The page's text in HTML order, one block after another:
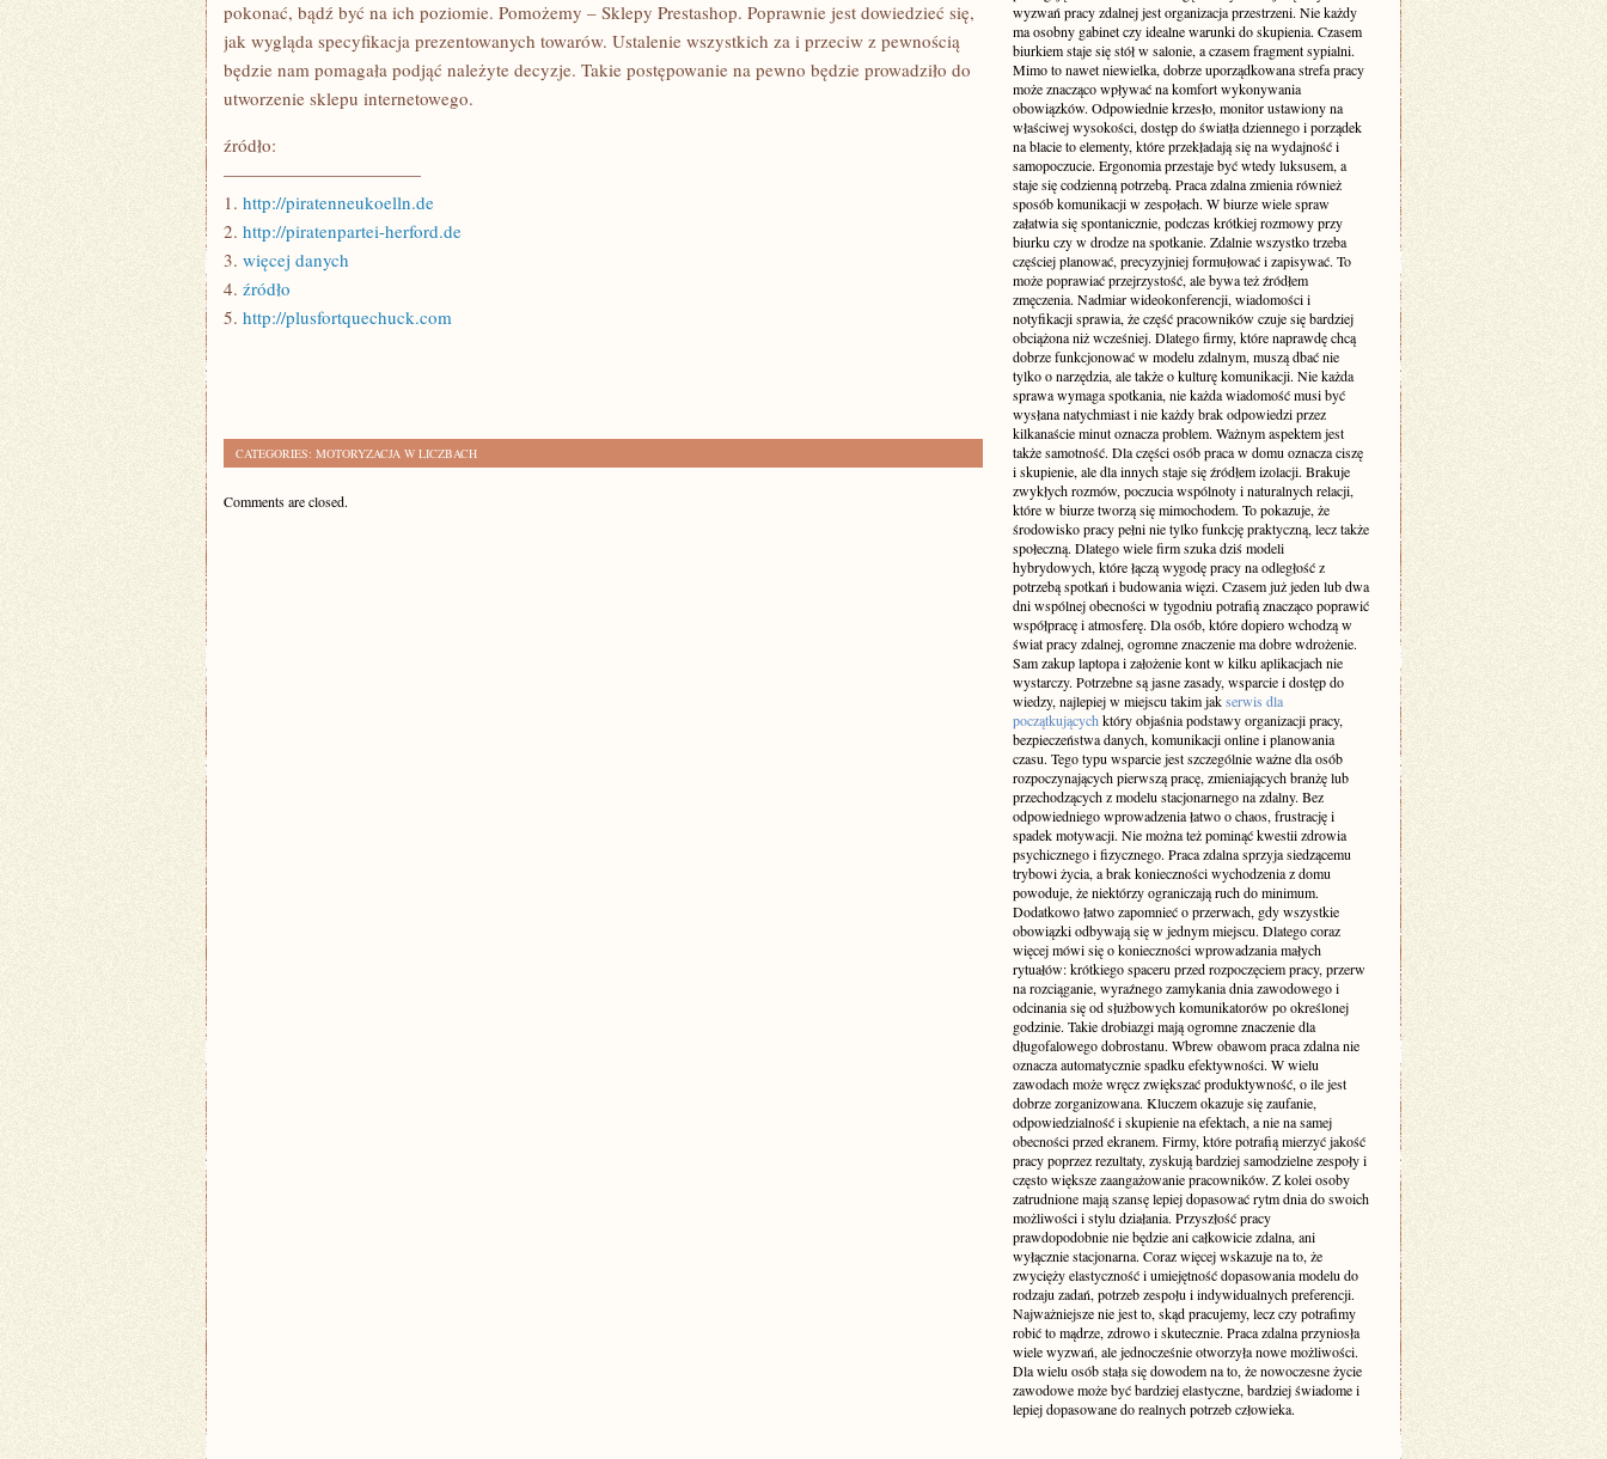
pokonać, bądź być na ich poziomie. Pomożemy – Sklepy Prestashop. Poprawnie jest dowiedzieć się,
jak wygląda specyfikacja prezentowanych towarów. Ustalenie wszystkich za i przeciw z pewnością
będzie nam pomagała podjąć należyte decyzje. Takie postępowanie na pewno będzie prowadziło do
utworzenie sklepu internetowego.
źródło:
———————————
1. http://piratenneukoelln.de
2. http://piratenpartei-herford.de
3. więcej danych
4. źródło
5. http://plusfortquechuck.com
CATEGORIES: MOTORYZACJA W LICZBACH
Comments are closed.
wyzwań pracy zdalnej jest organizacja przestrzeni. Nie każdy
ma osobny gabinet czy idealne warunki do skupienia. Czasem
biurkiem staje się stół w salonie, a czasem fragment sypialni.
Mimo to nawet niewielka, dobrze uporządkowana strefa pracy
może znacząco wpływać na komfort wykonywania
obowiązków. Odpowiednie krzesło, monitor ustawiony na
właściwej wysokości, dostęp do światła dziennego i porządek
na blacie to elementy, które przekładają się na wydajność i
samopoczucie. Ergonomia przestaje być wtedy luksusem, a
staje się codzienną potrzebą. Praca zdalna zmienia również
sposób komunikacji w zespołach. W biurze wiele spraw
załatwia się spontanicznie, podczas krótkiej rozmowy przy
biurku czy w drodze na spotkanie. Zdalnie wszystko trzeba
częściej planować, precyzyjniej formułować i zapisywać. To
może poprawiać przejrzystość, ale bywa też źródłem
zmęczenia. Nadmiar wideokonferencji, wiadomości i
notyfikacji sprawia, że część pracowników czuje się bardziej
obciążona niż wcześniej. Dlatego firmy, które naprawdę chcą
dobrze funkcjonować w modelu zdalnym, muszą dbać nie
tylko o narzędzia, ale także o kulturę komunikacji. Nie każda
sprawa wymaga spotkania, nie każda wiadomość musi być
wysłana natychmiast i nie każdy brak odpowiedzi przez
kilkanaście minut oznacza problem. Ważnym aspektem jest
także samotność. Dla części osób praca w domu oznacza ciszę
i skupienie, ale dla innych staje się źródłem izolacji. Brakuje
zwykłych rozmów, poczucia wspólnoty i naturalnych relacji,
które w biurze tworzą się mimochodem. To pokazuje, że
środowisko pracy pełni nie tylko funkcję praktyczną, lecz także
społeczną. Dlatego wiele firm szuka dziś modeli
hybrydowych, które łączą wygodę pracy na odległość z
potrzebą spotkań i budowania więzi. Czasem już jeden lub dwa
dni wspólnej obecności w tygodniu potrafią znacząco poprawić
współpracę i atmosferę. Dla osób, które dopiero wchodzą w
świat pracy zdalnej, ogromne znaczenie ma dobre wdrożenie.
Sam zakup laptopa i założenie kont w kilku aplikacjach nie
wystarczy. Potrzebne są jasne zasady, wsparcie i dostęp do
wiedzy, najlepiej w miejscu takim jakserwis dla
początkujących który objaśnia podstawy organizacji pracy,
bezpieczeństwa danych, komunikacji online i planowania
czasu. Tego typu wsparcie jest szczególnie ważne dla osób
rozpoczynających pierwszą pracę, zmieniających branżę lub
przechodzących z modelu stacjonarnego na zdalny. Bez
odpowiedniego wprowadzenia łatwo o chaos, frustrację i
spadek motywacji. Nie można też pominąć kwestii zdrowia
psychicznego i fizycznego. Praca zdalna sprzyja siedzącemu
trybowi życia, a brak konieczności wychodzenia z domu
powoduje, że niektórzy ograniczają ruch do minimum.
Dodatkowo łatwo zapomnieć o przerwach, gdy wszystkie
obowiązki odbywają się w jednym miejscu. Dlatego coraz
więcej mówi się o konieczności wprowadzania małych
rytuałów: krótkiego spaceru przed rozpoczęciem pracy, przerw
na rozciąganie, wyraźnego zamykania dnia zawodowego i
odcinania się od służbowych komunikatorów po określonej
godzinie. Takie drobiazgi mają ogromne znaczenie dla
długofalowego dobrostanu. Wbrew obawom praca zdalna nie
oznacza automatycznie spadku efektywności. W wielu
zawodach może wręcz zwiększać produktywność, o ile jest
dobrze zorganizowana. Kluczem okazuje się zaufanie,
odpowiedzialność i skupienie na efektach, a nie na samej
obecności przed ekranem. Firmy, które potrafią mierzyć jakość
pracy poprzez rezultaty, zyskują bardziej samodzielne zespoły i
często większe zaangażowanie pracowników. Z kolei osoby
zatrudnione mają szansę lepiej dopasować rytm dnia do swoich
możliwości i stylu działania. Przyszłość pracy
prawdopodobnie nie będzie ani całkowicie zdalna, ani
wyłącznie stacjonarna. Coraz więcej wskazuje na to, że
zwycięży elastyczność i umiejętność dopasowania modelu do
rodzaju zadań, potrzeb zespołu i indywidualnych preferencji.
Najważniejsze nie jest to, skąd pracujemy, lecz czy potrafimy
robić to mądrze, zdrowo i skutecznie. Praca zdalna przyniosła
wiele wyzwań, ale jednocześnie otworzyła nowe możliwości.
Dla wielu osób stała się dowodem na to, że nowoczesne życie
zawodowe może być bardziej elastyczne, bardziej świadome i
lepiej dopasowane do realnych potrzeb człowieka.